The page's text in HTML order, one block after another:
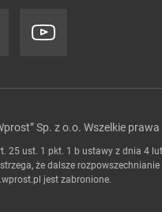
Sp. z o.o. Wszelkie
25 ust. 1 pkt. 1 b ustawy z dnia 4
że dalsze rozpowszechnianie
jest zabronione.